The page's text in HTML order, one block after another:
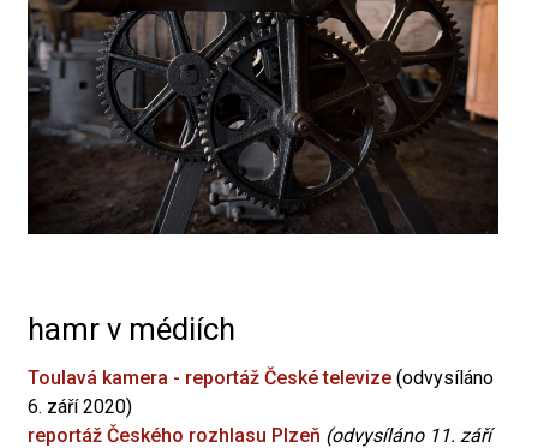
hamr v médiích
Toulavá kamera - reportáž České televize (odvysíláno
6. září 2020)
reportáž Českého rozhlasu Plzeň (odvysíláno 11. září